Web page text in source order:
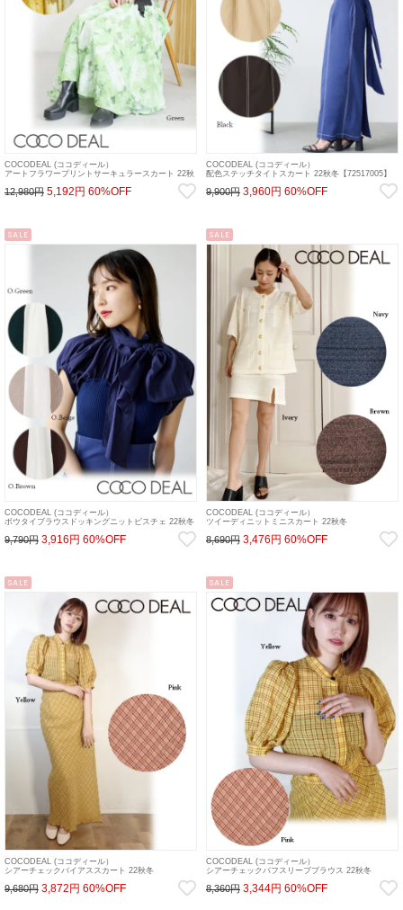
COCODEAL (ココディール）
アートフラワープリントサーキュラースカート 22秋
12,980円 5,192円 60%OFF
COCODEAL (ココディール）
配色ステッチタイトスカート 22秋冬【72517005】
9,900円 3,960円 60%OFF
SALE
COCODEAL (ココディール）
ボウタイブラウスドッキングニットビスチェ 22秋冬
9,790円 3,916円 60%OFF
SALE
COCODEAL (ココディール）
ツイーディニットミニスカート 22秋冬
8,690円 3,476円 60%OFF
SALE
COCODEAL (ココディール）
シアーチェックバイアススカート 22秋冬
9,680円 3,872円 60%OFF
SALE
COCODEAL (ココディール）
シアーチェックパフスリーブブラウス 22秋冬
8,360円 3,344円 60%OFF